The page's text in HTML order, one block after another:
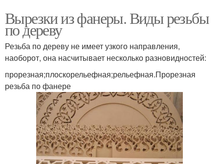
Вырезки из фанеры. Виды резьбы
по дереву
Резьба по дереву не имеет узкого направления,
наоборот, она насчитывает несколько разновидностей:
прорезная;плоскорельефная;рельефная.Прорезная
резьба по фанере